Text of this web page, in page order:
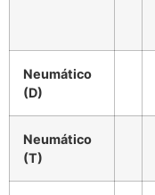
Neumático
(D)
Neumático
(T)